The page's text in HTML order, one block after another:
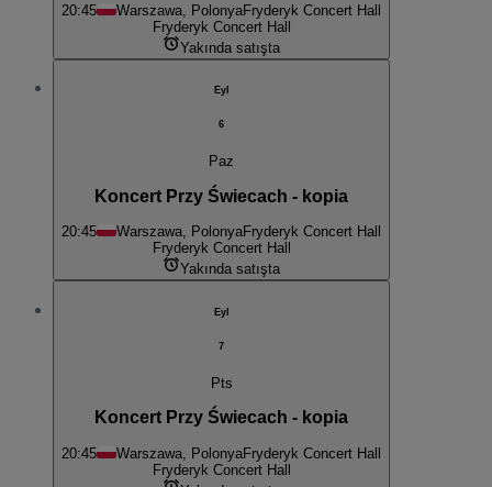
20:45 Warszawa, PolonyaFryderyk Concert Hall
Fryderyk Concert Hall
Yakında satışta
Eyl
6
Paz
Koncert Przy Świecach - kopia
20:45 Warszawa, PolonyaFryderyk Concert Hall
Fryderyk Concert Hall
Yakında satışta
Eyl
7
Pts
Koncert Przy Świecach - kopia
20:45 Warszawa, PolonyaFryderyk Concert Hall
Fryderyk Concert Hall